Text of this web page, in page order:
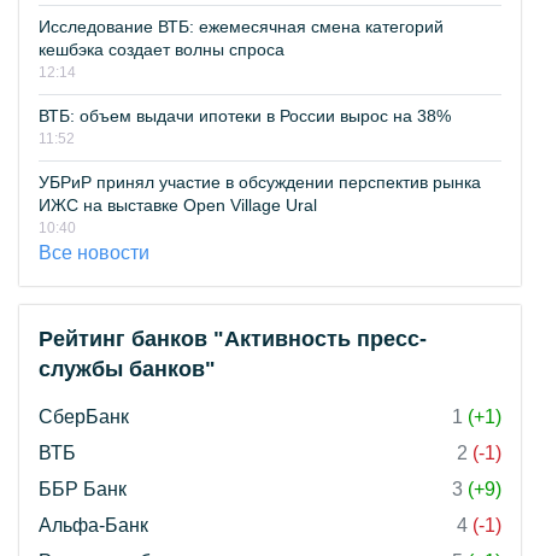
Исследование ВТБ: ежемесячная смена категорий
кешбэка создает волны спроса
12:14
ВТБ: объем выдачи ипотеки в России вырос на 38%
11:52
УБРиР принял участие в обсуждении перспектив рынка
ИЖС на выставке Open Village Ural
10:40
Все новости
Рейтинг банков "Активность пресс-
службы банков"
СберБанк 1 (+1)
ВТБ
2 (-1)
ББР Банк
3 (+9)
Альфа-Банк
4 (-1)